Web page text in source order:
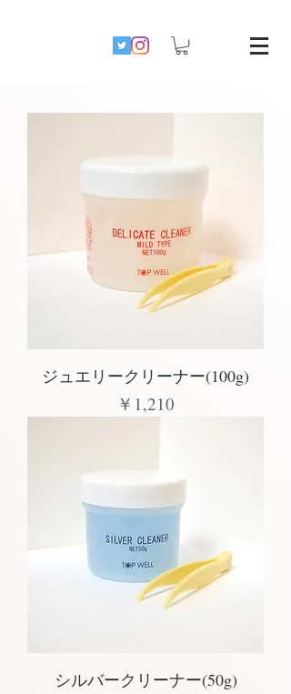
ジュエリークリーナー(100g)
価格
￥1,210
シルバークリーナー(50g)